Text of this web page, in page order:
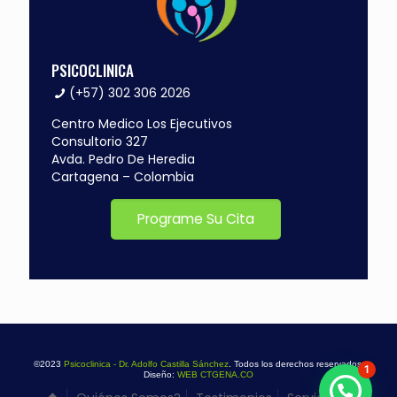
PSICOCLINICA
(+57) 302 306 2026
Centro Medico Los Ejecutivos
Consultorio 327
Avda. Pedro De Heredia
Cartagena – Colombia
Programe Su Cita
©2023 Psicoclinica - Dr. Adolfo Castilla Sánchez. Todos los derechos reservados.
Diseño: WEB CTGENA.CO 1